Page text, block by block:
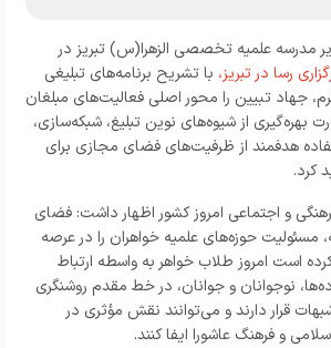
مدرسه علمیه تخصصی الزهرا(س) تبریز در
رسا در تبریز، با تشریح برنامه‌های تبلیغی
جهاد تبیین را محور اصلی فعالیت‌های مبلغان
بهره‌گیری از شیوه‌های نوین تبلیغ، شبکه‌سازی،
هدفمند از ظرفیت‌های فضای مجازی برای
کرد.
و اجتماعی امروز کشور اظهار داشت: فضای
حوزه‌های علمیه خواهران را در عرصه
است امروز طلاب خواهر به واسطه ارتباط
نوجوانان و جوانان، در خط مقدم روشنگری
قرار دارند و می‌توانند نقش مؤثری در
و فرهنگ عاشورا ایفا کنند.